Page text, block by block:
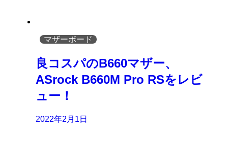
マザーボード
良コスパのB660マザー、
ASrock B660M Pro RSをレビ
ュー！
2022年2月1日